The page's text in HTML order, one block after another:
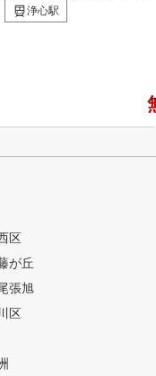
す。 西区でシミュレーシ
ゴルフをするならSMART
OLF独自のレッスン動画
しながら個々に合わせた
しています。
浄心駅
区
が丘
張旭
区